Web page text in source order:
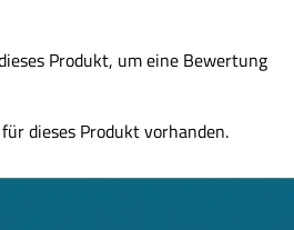
Produkt, um eine Bewertung
dieses Produkt vorhanden.